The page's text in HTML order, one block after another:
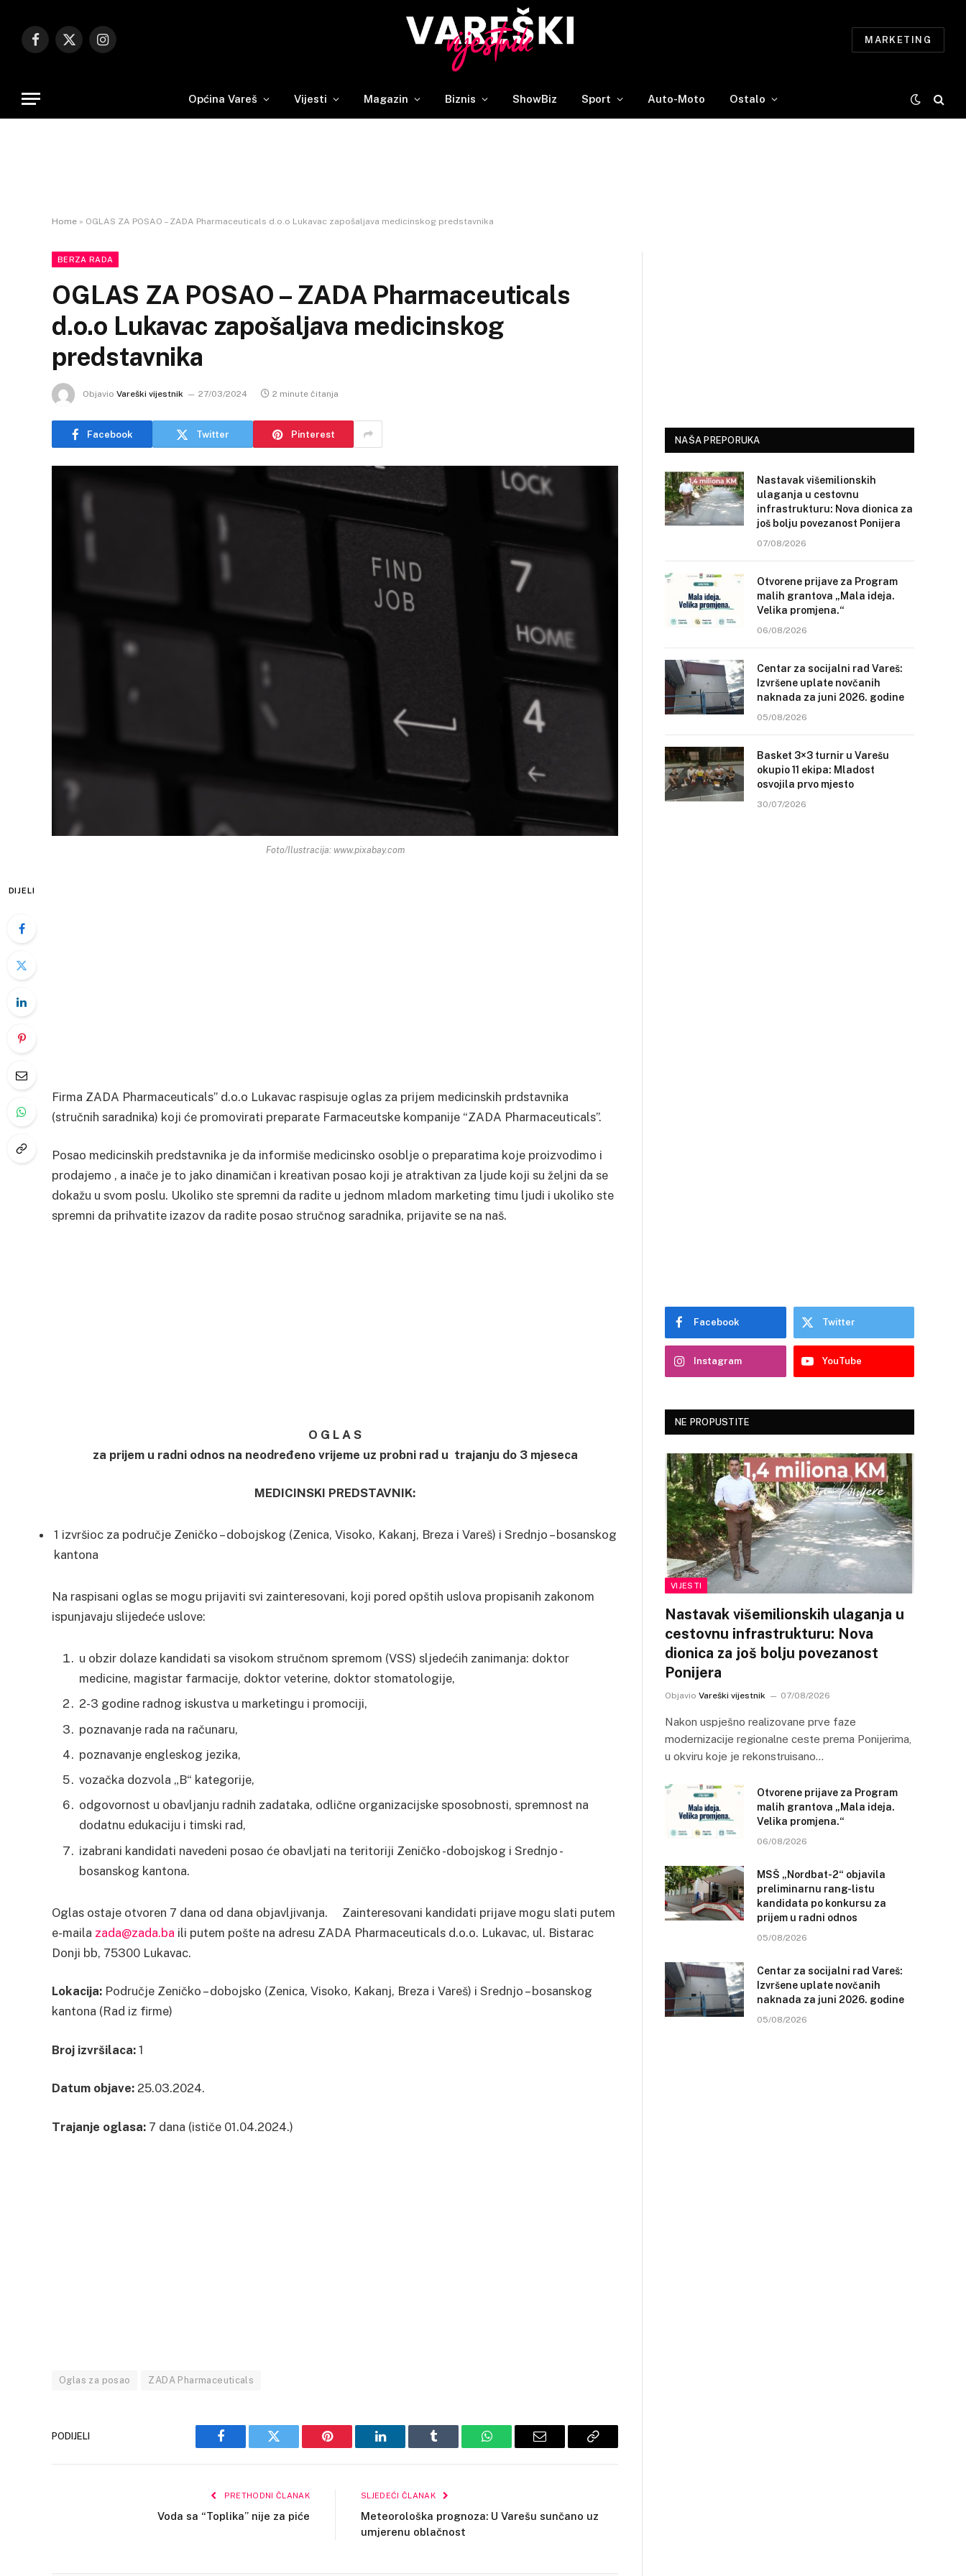
Facebook
X
Instagram
MARKETING
Općina Vareš Vijesti Magazin Biznis ShowBiz Sport Auto-Moto Ostalo
Home » OGLAS ZA POSAO – ZADA Pharmaceuticals d.o.o Lukavac zapošaljava medicinskog predstavnika
BERZA RADA
OGLAS ZA POSAO – ZADA Pharmaceuticals
d.o.o Lukavac zapošaljava medicinskog
predstavnika
Objavio Vareški vijestnik 27/03/2024 2 minute čitanja
Facebook Twitter Pinterest
Foto/Ilustracija: www.pixabay.com
DIJELI
Firma ZADA Pharmaceuticals” d.o.o Lukavac raspisuje oglas za prijem medicinskih prdstavnika
(stručnih saradnika) koji će promovirati preparate Farmaceutske kompanije “ZADA Pharmaceuticals”.
Posao medicinskih predstavnika je da informiše medicinsko osoblje o preparatima koje proizvodimo i
prodajemo , a inače je to jako dinamičan i kreativan posao koji je atraktivan za ljude koji su željni da se
dokažu u svom poslu. Ukoliko ste spremni da radite u jednom mladom marketing timu ljudi i ukoliko ste
spremni da prihvatite izazov da radite posao stručnog saradnika, prijavite se na naš.
O G L A S
za prijem u radni odnos na neodređeno vrijeme uz probni rad u trajanju do 3 mjeseca
MEDICINSKI PREDSTAVNIK:
1 izvršioc za područje Zeničko – dobojskog (Zenica, Visoko, Kakanj, Breza i Vareš) i Srednjo – bosanskog
kantona
Na raspisani oglas se mogu prijaviti svi zainteresovani, koji pored opštih uslova propisanih zakonom
ispunjavaju slijedeće uslove:
u obzir dolaze kandidati sa visokom stručnom spremom (VSS) sljedećih zanimanja: doktor
medicine, magistar farmacije, doktor veterine, doktor stomatologije,
2-3 godine radnog iskustva u marketingu i promociji,
poznavanje rada na računaru,
poznavanje engleskog jezika,
vozačka dozvola „B“ kategorije,
odgovornost u obavljanju radnih zadataka, odlične organizacijske sposobnosti, spremnost na
dodatnu edukaciju i timski rad,
izabrani kandidati navedeni posao će obavljati na teritoriji Zeničko -dobojskog i Srednjo -
bosanskog kantona.
Oglas ostaje otvoren 7 dana od dana objavljivanja. Zainteresovani kandidati prijave mogu slati putem
e-maila zada@zada.ba ili putem pošte na adresu ZADA Pharmaceuticals d.o.o. Lukavac, ul. Bistarac
Donji bb, 75300 Lukavac.
Lokacija: Područje Zeničko – dobojsko (Zenica, Visoko, Kakanj, Breza i Vareš) i Srednjo – bosanskog
kantona (Rad iz firme)
Broj izvršilaca: 1
Datum objave: 25.03.2024.
Trajanje oglasa: 7 dana (ističe 01.04.2024.)
Oglas za posao ZADA Pharmaceuticals
PODIJELI
Facebook Twitter Pinterest LinkedIn Tumblr WhatsAppEmail
Copy
PRETHODNI ČLANAK
Voda sa “Toplika” nije za piće
SLJEDEĆI ČLANAK
Meteorološka prognoza: U Varešu sunčano uz
umjerenu oblačnost
NAŠA PREPORUKA
Nastavak višemilionskih
ulaganja u cestovnu
infrastrukturu: Nova dionica za
još bolju povezanost Ponijera
07/08/2026
Otvorene prijave za Program
malih grantova „Mala ideja.
Velika promjena.“
06/08/2026
Centar za socijalni rad Vareš:
Izvršene uplate novčanih
naknada za juni 2026. godine
05/08/2026
Basket 3×3 turnir u Varešu
okupio 11 ekipa: Mladost
osvojila prvo mjesto
30/07/2026
Facebook Twitter
Instagram YouTube
NE PROPUSTITE
VIJESTI
Nastavak višemilionskih ulaganja u
cestovnu infrastrukturu: Nova
dionica za još bolju povezanost
Ponijera
Objavio Vareški vijestnik 07/08/2026
Nakon uspješno realizovane prve faze
modernizacije regionalne ceste prema Ponijerima,
u okviru koje je rekonstruisano…
Otvorene prijave za Program
malih grantova „Mala ideja.
Velika promjena.“
06/08/2026
MSŠ „Nordbat-2“ objavila
preliminarnu rang-listu
kandidata po konkursu za
prijem u radni odnos
05/08/2026
Centar za socijalni rad Vareš:
Izvršene uplate novčanih
naknada za juni 2026. godine
05/08/2026